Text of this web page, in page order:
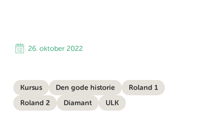
26. oktober 2022
Kursus Den gode historie Roland 1
Roland 2 Diamant ULK